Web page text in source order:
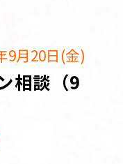
9月20日(金)
相談（9